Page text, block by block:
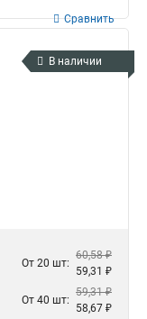
Сравнить
В наличии
От 20 шт:
60,58 ₽
59,31 ₽
От 40 шт:
59,31 ₽
58,67 ₽